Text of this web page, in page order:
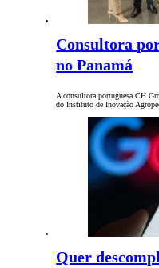
Consultora
no Panamá
A consultora portuguesa CH
do Instituto de Inovação
Quer